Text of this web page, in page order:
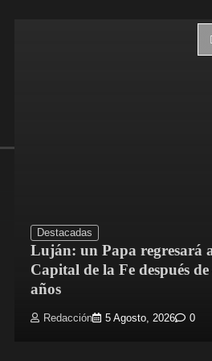
Destacadas
Luján: un Papa regresará
Capital de la Fe después
años
Redacción 5 Agosto, 2026 0